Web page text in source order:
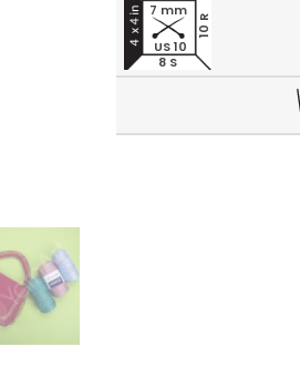
8 S
10 R
7 mm
US 10